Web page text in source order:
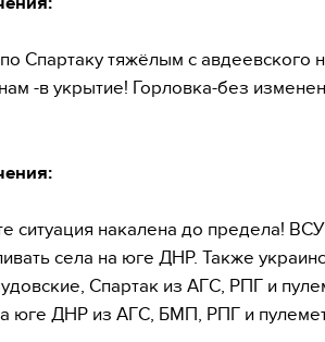
Спартаку тяжёлым с авдеевского
-в укрытие! Горловка-без
ситуация накалена до предела!
села на юге ДНР. Также
Спартак из АГС, РПГ и
юге ДНР из АГС, БМП, РПГ и